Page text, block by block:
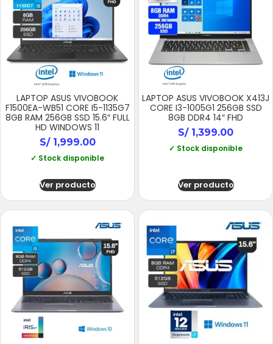
LAPTOP ASUS VIVOBOOK
F1500EA-WB51 CORE I5-1135G7
8GB RAM 256GB SSD 15.6″ FULL
HD WINDOWS 11
S/1,999.00
✓ Stock disponible
Ver producto
LAPTOP ASUS VIVOBOOK X413J
CORE I3-1005G1 256GB SSD
8GB DDR4 14″ FHD
S/1,399.00
✓ Stock disponible
Ver producto